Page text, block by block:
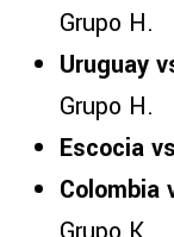
Grupo H.
Uruguay
Grupo H.
Escocia
Colombia